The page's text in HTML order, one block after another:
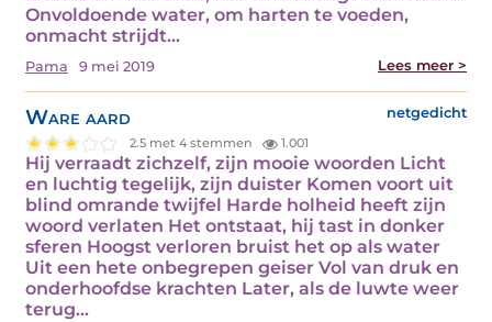
Onvoldoende water, om harten te voeden,
onmacht strijdt…
Pama 9 mei 2019 Lees meer >
Ware aard netgedicht
2.5 met 4 stemmen 1.001
Hij verraadt zichzelf, zijn mooie woorden Licht
en luchtig tegelijk, zijn duister Komen voort uit
blind omrande twijfel Harde holheid heeft zijn
woord verlaten Het ontstaat, hij tast in donker
sferen Hoogst verloren bruist het op als water
Uit een hete onbegrepen geiser Vol van druk en
onderhoofdse krachten Later, als de luwte weer
terug…